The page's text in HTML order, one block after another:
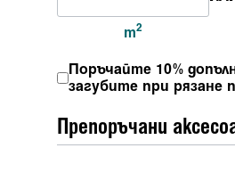
m2
Поръчайте 10%
загубите при рязане
Препоръчани